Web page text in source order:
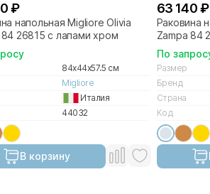
₽
напольная Migliore Olivia
84 26815 с лапами хром
84x44x57.5 см
Migliore
Италия
44032
В корзину
63 140 ₽
Раковина
Zampa 84
По
Размер
Бренд
Страна
Код